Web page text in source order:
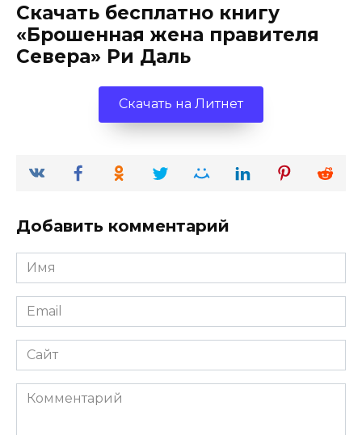
Скачать бесплатно книгу
«Брошенная жена правителя
Севера» Ри Даль
Скачать на Литнет
Добавить комментарий
Имя
*
Email
*
Сайт
Комментарий